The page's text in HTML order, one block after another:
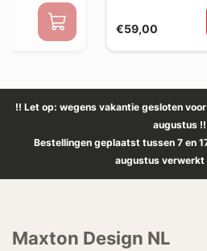
€59,00
!! Let op: wegens vakantie gesloten
augustus !!
Bestellingen geplaatst tussen 7 en
augustus verwerkt
Maxton Design NL